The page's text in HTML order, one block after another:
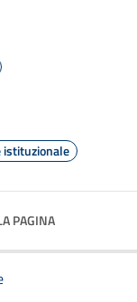
istituzionale
PAGINA